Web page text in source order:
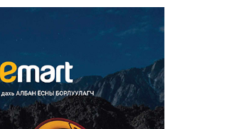
2026/08/07
Улаанбаатарт өдөртөө 30 хэм
дулаан
2026/08/07